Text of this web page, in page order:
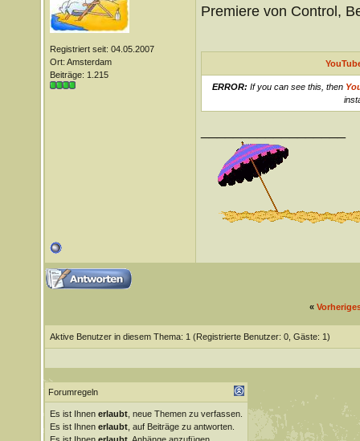
Registriert seit: 04.05.2007
Ort: Amsterdam
Beiträge: 1.215
Premiere von Control,
ERROR: If you can see this, then
«
Aktive Benutzer in diesem Thema: 1 (Registrierte Benutzer: 0, Gäste: 1)
Forumregeln
Es ist Ihnen erlaubt, neue Themen zu verfassen.
Es ist Ihnen erlaubt, auf Beiträge zu antworten.